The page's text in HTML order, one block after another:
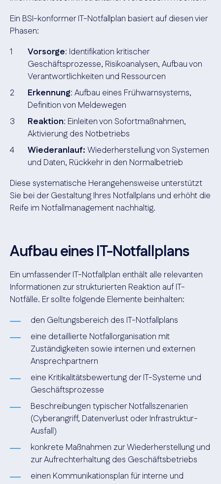
Ein BSI-konformer IT-Notfallplan basiert auf diesen vier
Phasen:
Vorsorge: Identifikation kritischer
Geschäftsprozesse, Risikoanalysen, Aufbau von
Verantwortlichkeiten und Ressourcen
Erkennung: Aufbau eines Frühwarnsystems,
Definition von Meldewegen
Reaktion: Einleiten von Sofortmaßnahmen,
Aktivierung des Notbetriebs
Wiederanlauf: Wiederherstellung von Systemen
und Daten, Rückkehr in den Normalbetrieb
Diese systematische Herangehensweise unterstützt
Sie bei der Gestaltung Ihres Notfallplans und erhöht die
Reife im Notfallmanagement nachhaltig.
Aufbau eines IT-Notfallplans
Ein umfassender IT-Notfallplan enthält alle relevanten
Informationen zur strukturierten Reaktion auf IT-
Notfälle. Er sollte folgende Elemente beinhalten:
den Geltungsbereich des IT-Notfallplans
eine detaillierte Notfallorganisation mit
Zuständigkeiten sowie internen und externen
Ansprechpartnern
eine Kritikalitätsbewertung der IT-Systeme und
Geschäftsprozesse
Beschreibungen typischer Notfallszenarien
(Cyberangriff, Datenverlust oder Infrastruktur-
Ausfall)
konkrete Maßnahmen zur Wiederherstellung und
zur Aufrechterhaltung des Geschäftsbetriebs
einen Kommunikationsplan für interne und